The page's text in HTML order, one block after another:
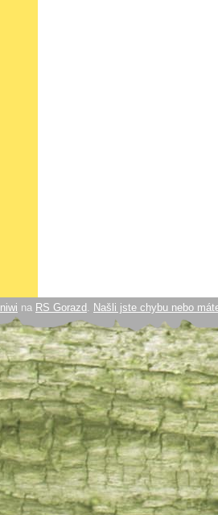
niwi na RS Gorazd . Našli jste chybu nebo